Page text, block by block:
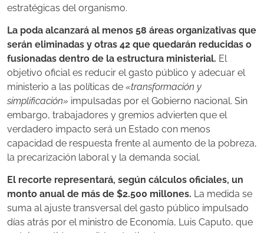
estratégicas del organismo.
La poda alcanzará al menos 58 áreas organizativas que
serán eliminadas y otras 42 que quedarán reducidas o
fusionadas dentro de la estructura ministerial. El
objetivo oficial es reducir el gasto público y adecuar el
ministerio a las políticas de «transformación y
simplificación» impulsadas por el Gobierno nacional. Sin
embargo, trabajadores y gremios advierten que el
verdadero impacto será un Estado con menos
capacidad de respuesta frente al aumento de la pobreza,
la precarización laboral y la demanda social.
El recorte representará, según cálculos oficiales, un
monto anual de más de $2.500 millones. La medida se
suma al ajuste transversal del gasto público impulsado
días atrás por el ministro de Economía, Luis Caputo, que